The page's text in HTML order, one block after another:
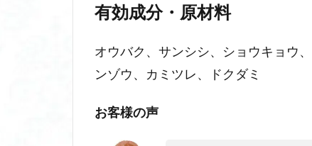
有効成分・原材料
オウバク、サンシシ、ショウキョウ
ンゾウ、カミツレ、ドクダミ
お客様の声